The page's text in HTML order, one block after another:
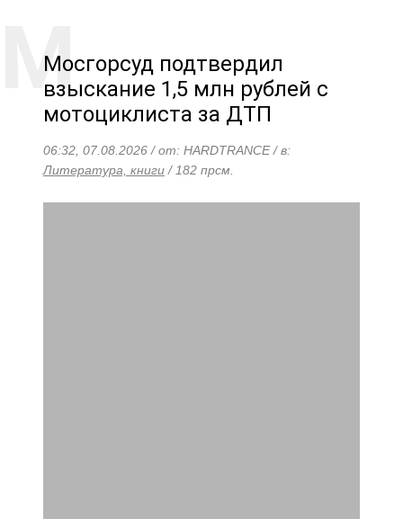
Мосгорсуд подтвердил
взыскание 1,5 млн рублей с
мотоциклиста за ДТП
06:32, 07.08.2026 / от: HARDTRANCE / в:
Литература, книги / 182 прсм.